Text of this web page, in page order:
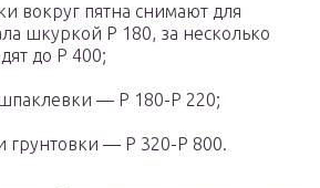
вокруг пятна снимают для
шкуркой Р 180, за несколько
до Р 400;
шпаклевки — Р 180-Р 220;
грунтовки — Р 320-Р 800.